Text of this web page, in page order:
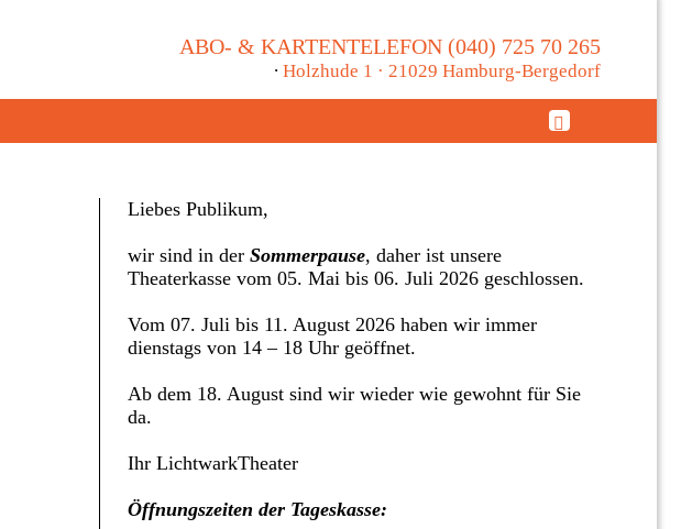
ABO- & KARTENTELEFON (040) 725 70 265
∙ Holzhude 1 · 21029 Hamburg-Bergedorf
Liebes Publikum,
wir sind in derSommerpause, daher ist unsere
Theaterkasse vom 05. Mai bis 06. Juli 2026 geschlossen.
Vom 07. Juli bis 11. August 2026 haben wir immer
dienstags von 14 – 18 Uhr geöffnet.
Ab dem 18. August sind wir wieder wie gewohnt für Sie
da.
Ihr LichtwarkTheater
Öffnungszeiten der Tageskasse: